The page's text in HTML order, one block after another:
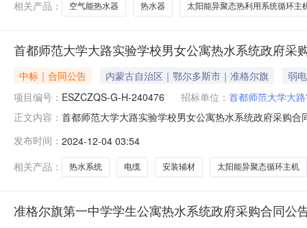
相关产品：
空气能热水器 热水器 太阳能异聚态热利用系统循环主
首都师范大学大路实验学校男女公寓热水系统政府采
中标｜合同公告 内蒙古自治区｜鄂尔多斯市｜准格尔旗
弱
项目编号： ESZCZQS-G-H-240476 招标单位： 首都师范大学大
正文内容： 首都师范大学大路实验学校男女公寓热水系统政府采购
琳凯新能源科技发展有限公司地址：内蒙古自治区鄂尔
发布时间： 2024-12-04 03:54
相关产品：
热水系统 电缆 安装辅材 太阳能异聚态循环主机
准格尔旗第一中学学生公寓热水系统政府采购合同公